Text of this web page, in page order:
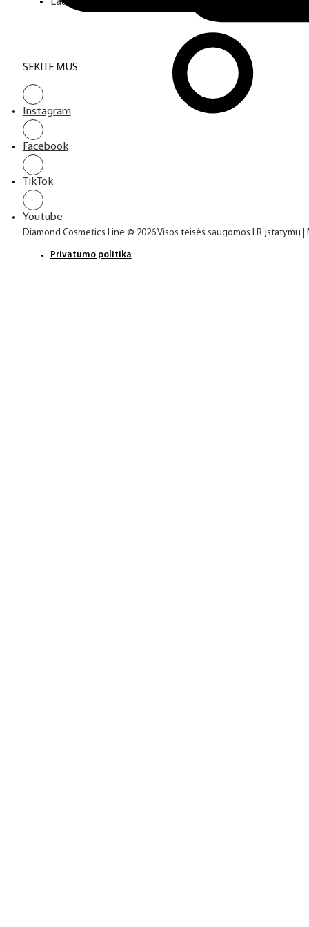
SEKITE MUS
Instagram
Facebook
TikTok
Youtube
Diamond Cosmetics Line © 2026 Visos teisės saugomos LR įstatymų
Privatumo politika